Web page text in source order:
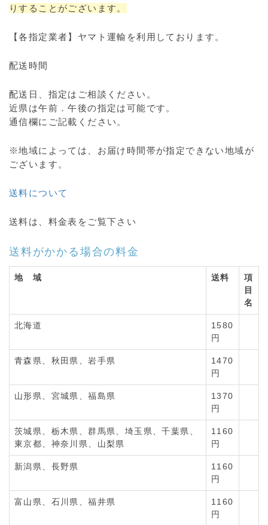
りすることがございます。
【各指定業者】ヤマト運輸を利用しております。
配送時間
配送日、指定はご相談ください。
近県は午前．午後の指定は可能です。
通信欄にご記載ください。
※地域によっては、お届け時間帯が指定できない地域が
ございます。
送料について
送料は、料金表をご覧下さい
送料がかかる場合の料金
地 域 送料
項
目
名
北海道
1580
円
青森県、秋田県、岩手県
1470
円
山形県、宮城県、福島県
1370
円
茨城県、栃木県、群馬県、埼玉県、千葉県、
東京都、神奈川県、山梨県
1160
円
新潟県、長野県
1160
円
富山県、石川県、福井県
1160
円